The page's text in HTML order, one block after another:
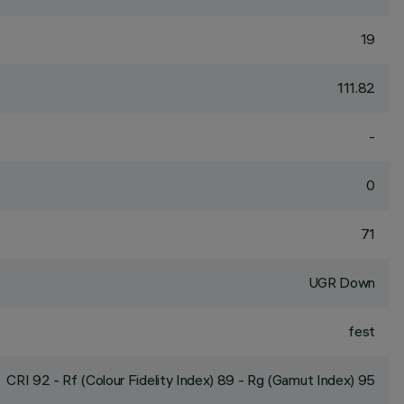
19
111.82
-
0
71
UGR Down
fest
CRI 92 - Rf (Colour Fidelity Index) 89 - Rg (Gamut Index) 95